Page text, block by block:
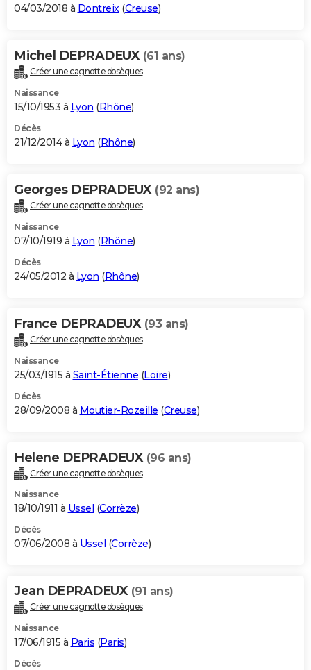
BONS PLANS
Carte de Noël
Carte Bonne année
Carte Saint-Valentin
Carte Pâques
Carte d'anniversaire
DICTIONNAIRE
Dictionnaire
Biographies
Citations
Expressions
Proverbes
PROGRAMME TV
S'inscrire
Se connecter
Lycées
Collèges
Primaires
Universités
Entreprises
Service militaire
Avis de recherche
AVIS DE DÉCÈS
Bricolage
Lifestyle
Culture
Sport
Auto
Television
Voyage
Cinema
04/03/2018 à Dontreix(Creuse)
Michel DEPRADEUX (61 ans)
Créer une cagnotte obsèques
Naissance
15/10/1953 à Lyon (Rhône)
Décès
21/12/2014 à Lyon (Rhône)
Georges DEPRADEUX (92 ans)
Créer une cagnotte obsèques
Naissance
07/10/1919 à Lyon (Rhône)
Décès
24/05/2012 à Lyon (Rhône)
France DEPRADEUX (93 ans)
Créer une cagnotte obsèques
Naissance
25/03/1915 à Saint-Étienne (Loire)
Décès
28/09/2008 à Moutier-Rozeille (Creuse)
Helene DEPRADEUX (96 ans)
Créer une cagnotte obsèques
Naissance
18/10/1911 à Ussel (Corrèze)
Décès
07/06/2008 à Ussel (Corrèze)
Jean DEPRADEUX (91 ans)
Créer une cagnotte obsèques
Naissance
17/06/1915 à Paris (Paris)
Décès